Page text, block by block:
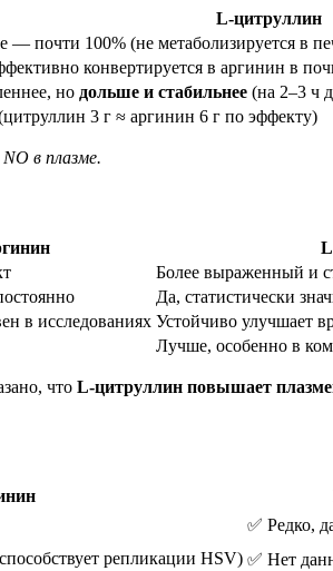
L-цитруллин
— почти 100% (не метаболизируется в
конвертируется в аргинин в
но дольше и стабильнее (на 2–3 ч
3 г ≈ аргинин 6 г по эффекту)
в плазме.
Более выраженный и
Да, статистически
в исследованиях Устойчиво улучшает
Лучше, особенно в
что L-цитруллин повышает
✅ Редко,
репликации HSV) ✅ Нет